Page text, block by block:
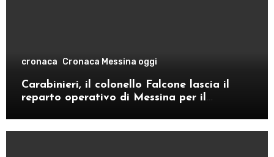
cronaca Cronaca Messina oggi
Carabinieri, il colonello Falcone lascia il
reparto operativo di Messina per il